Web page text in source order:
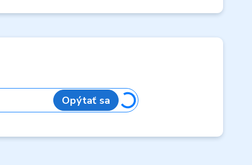
Opýtať sa
Loading...